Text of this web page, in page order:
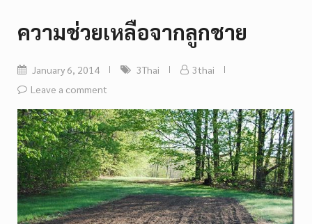
ความช่วยเหลือจากลูกชาย
January 6, 2014 3Thai
3thai
Leave a comment